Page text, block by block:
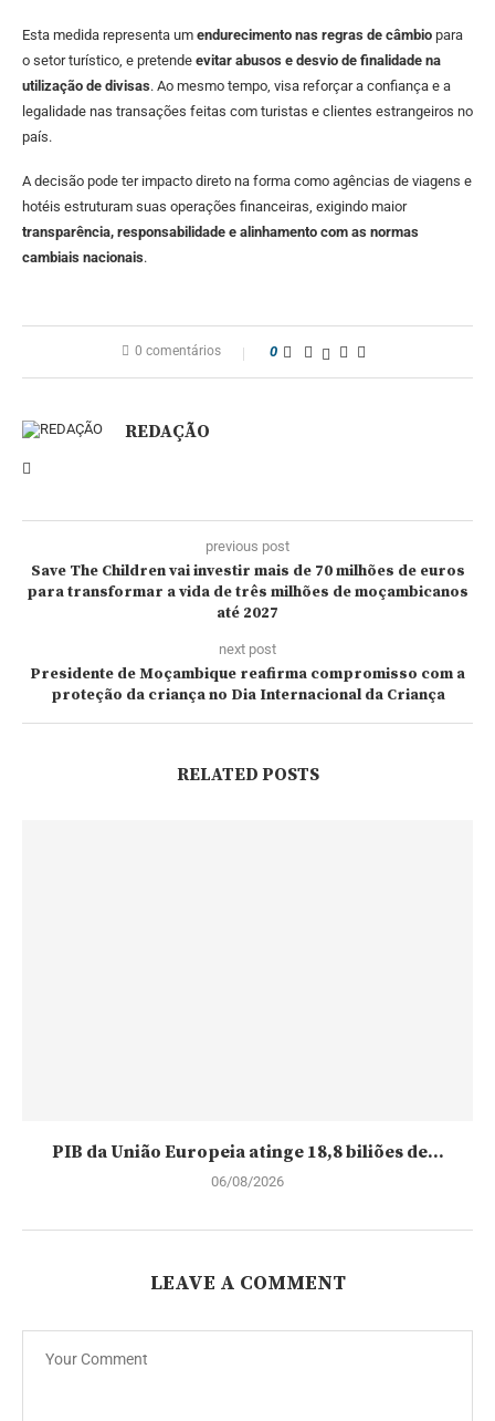
Esta medida representa um endurecimento nas regras de câmbio para
o setor turístico, e pretende evitar abusos e desvio de finalidade na
utilização de divisas. Ao mesmo tempo, visa reforçar a confiança e a
legalidade nas transações feitas com turistas e clientes estrangeiros no
país.
A decisão pode ter impacto direto na forma como agências de viagens e
hotéis estruturam suas operações financeiras, exigindo maior
transparência, responsabilidade e alinhamento com as normas
cambiais nacionais.
0 comentários 0
REDAÇÃO
previous post
Save The Children vai investir mais de 70 milhões de euros
para transformar a vida de três milhões de moçambicanos
até 2027
next post
Presidente de Moçambique reafirma compromisso com a
proteção da criança no Dia Internacional da Criança
RELATED POSTS
PIB da União Europeia atinge 18,8 biliões de...
06/08/2026
LEAVE A COMMENT